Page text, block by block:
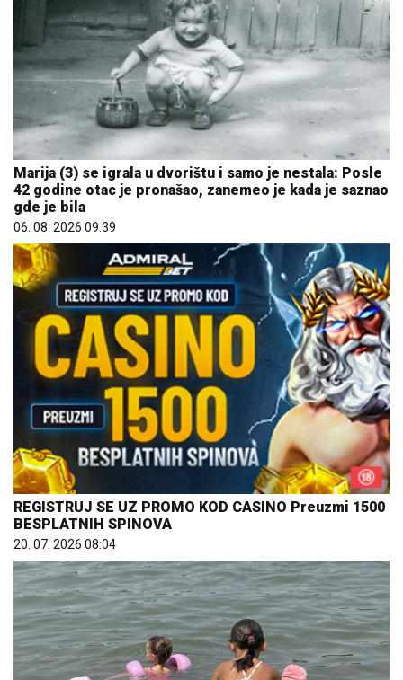
Marija (3) se igrala u dvorištu i samo je nestala: Posle
42 godine otac je pronašao, zanemeo je kada je saznao
gde je bila
06. 08. 2026 09:39
REGISTRUJ SE UZ PROMO KOD CASINO Preuzmi 1500
BESPLATNIH SPINOVA
20. 07. 2026 08:04